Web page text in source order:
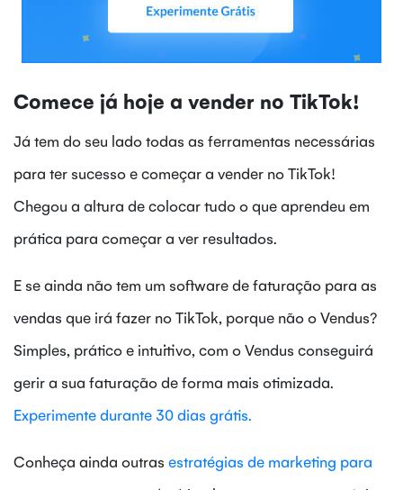
Comece já hoje a vender no TikTok!
Já tem do seu lado todas as ferramentas necessárias
para ter sucesso e começar a vender no TikTok!
Chegou a altura de colocar tudo o que aprendeu em
prática para começar a ver resultados.
E se ainda não tem um software de faturação para as
vendas que irá fazer no TikTok, porque não o Vendus?
Simples, prático e intuitivo, com o Vendus conseguirá
gerir a sua faturação de forma mais otimizada.
Experimente durante 30 dias grátis.
Conheça ainda outras estratégias de marketing para